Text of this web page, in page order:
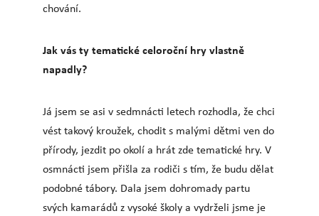
chování.
Jak vás ty tematické celoroční hry vlastně
napadly?
Já jsem se asi v sedmnácti letech rozhodla, že chci
vést takový kroužek, chodit s malými dětmi ven do
přírody, jezdit po okolí a hrát zde tematické hry. V
osmnácti jsem přišla za rodiči s tím, že budu dělat
podobné tábory. Dala jsem dohromady partu
svých kamarádů z vysoké školy a vydrželi jsme je